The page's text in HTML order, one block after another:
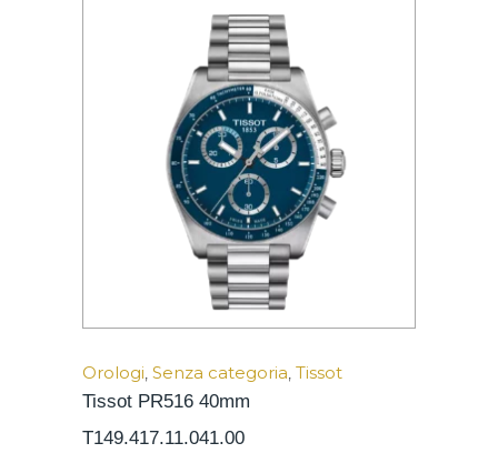
Orologi, Senza categoria, Tissot
Tissot PR516 40mm
T149.417.11.041.00